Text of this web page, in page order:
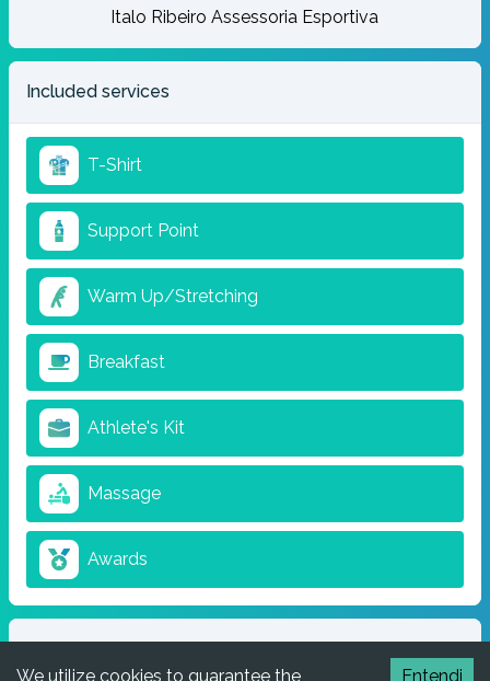
We utilize cookies to guarantee the Entendi
Italo Ribeiro Assessoria Esportiva
Included services
T-Shirt
Support Point
Warm Up/Stretching
Breakfast
Athlete's Kit
Massage
Awards
Complementary materials